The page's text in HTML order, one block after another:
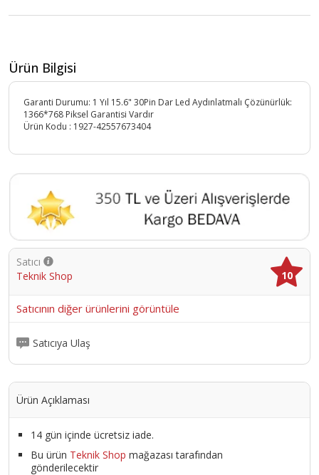
Ürün Bilgisi
Garanti Durumu: 1 Yıl 15.6" 30Pin Dar Led Aydınlatmalı Çözünürlük:
1366*768 Piksel Garantisi Vardır
Ürün Kodu : 1927-42557673404
Satıcı
Teknik Shop
10
Satıcının diğer ürünlerini görüntüle
Satıcıya Ulaş
Ürün Açıklaması
14 gün içinde ücretsiz iade.
Bu ürün Teknik Shop mağazası tarafından
gönderilecektir